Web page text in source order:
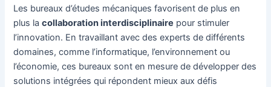
Les bureaux d’études mécaniques favorisent de plus en
plus lacollaboration interdisciplinaire pour stimuler
l’innovation. En travaillant avec des experts de différents
domaines, comme l’informatique, l’environnement ou
l’économie, ces bureaux sont en mesure de développer des
solutions intégrées qui répondent mieux aux défis